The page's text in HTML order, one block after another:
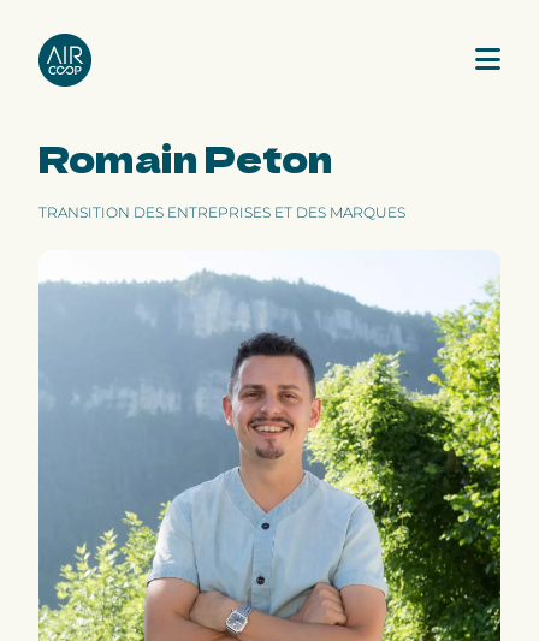
Nos projets
Notre équipe
Romain Peton
TRANSITION DES ENTREPRISES ET DES MARQUES